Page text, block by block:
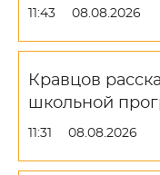
11:43 08.08.2026
Кравцов
школьной
11:31 08.08.2026